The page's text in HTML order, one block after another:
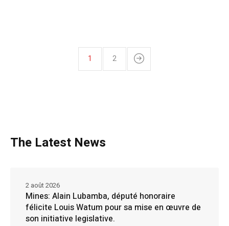
1 2
The Latest News
Mines: Alain Lubamba, député honoraire
félicite Louis Watum pour sa mise en œuvre de
son initiative legislative.
2 août 2026